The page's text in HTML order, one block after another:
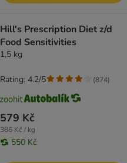
Hill's Prescription Diet z/d
Food Sensitivities
1,5 kg
579 Kč
386 Kč / kg
550 Kč
Rating: 4.2/5 (874)